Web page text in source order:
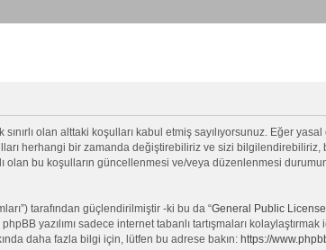
olan alttaki koşulları kabul etmiş sayılıyorsunuz. Eğer yasal
herhangi bir zamanda değiştirebiliriz ve sizi
bu koşulların güncellenmesi ve/veya düzenlenmesi
tarafından güçlendirilmiştir -ki bu da “General Public License
yazılımı sadece internet tabanlı tartışmaları
daha fazla bilgi için, lütfen bu adrese bakın: https://